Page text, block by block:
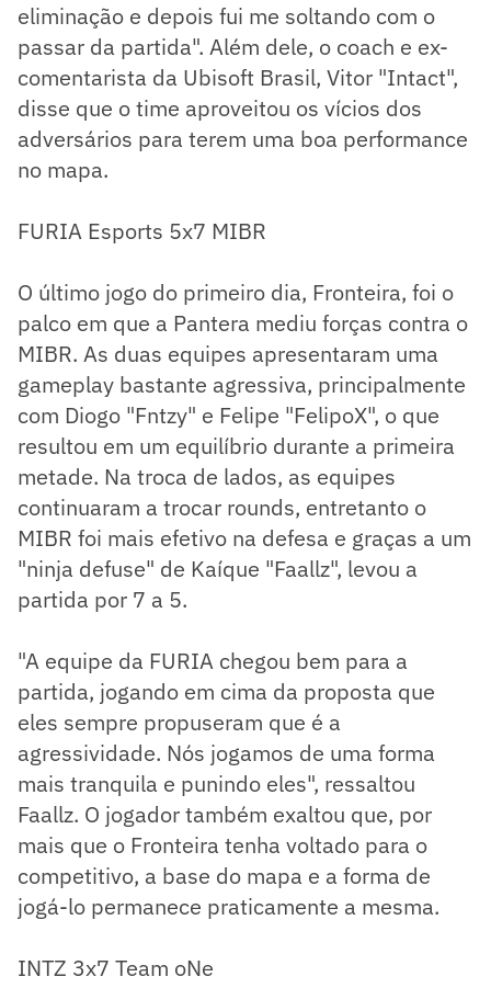
eliminação e depois fui me soltando com o
passar da partida". Além dele, o coach e ex-
comentarista da Ubisoft Brasil, Vitor "Intact",
disse que o time aproveitou os vícios dos
adversários para terem uma boa performance
no mapa.
FURIA Esports 5x7 MIBR
O último jogo do primeiro dia, Fronteira, foi o
palco em que a Pantera mediu forças contra o
MIBR. As duas equipes apresentaram uma
gameplay bastante agressiva, principalmente
com Diogo "Fntzy" e Felipe "FelipoX", o que
resultou em um equilíbrio durante a primeira
metade. Na troca de lados, as equipes
continuaram a trocar rounds, entretanto o
MIBR foi mais efetivo na defesa e graças a um
"ninja defuse" de Kaíque "Faallz", levou a
partida por 7 a 5.
"A equipe da FURIA chegou bem para a
partida, jogando em cima da proposta que
eles sempre propuseram que é a
agressividade. Nós jogamos de uma forma
mais tranquila e punindo eles", ressaltou
Faallz. O jogador também exaltou que, por
mais que o Fronteira tenha voltado para o
competitivo, a base do mapa e a forma de
jogá-lo permanece praticamente a mesma.
INTZ 3x7 Team oNe